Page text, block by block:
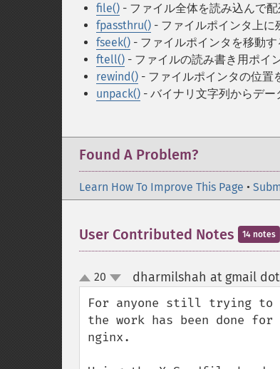
file() - ファイル全体を読み込んで
fpassthru() - ファイルポインタ上に
fseek() - ファイルポインタを移動す
ftell() - ファイルの読み書き用ポイ
rewind() - ファイルポインタの位置
unpack() - バイナリ文字列からデー
Found A Problem?
Learn How To Improve This Page •
User Contributed Notes 14 notes
up
down
20 dharmilshah at gmail
For anyone still trying to
the work has been done
nginx.